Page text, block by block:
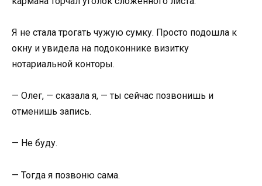
Я не стала трогать чужую сумку. Просто подошла к
окну и увидела на подоконнике визитку
нотариальной конторы.
— Олег, — сказала я, — ты сейчас позвонишь и
отменишь запись.
— Не буду.
— Тогда я позвоню сама.